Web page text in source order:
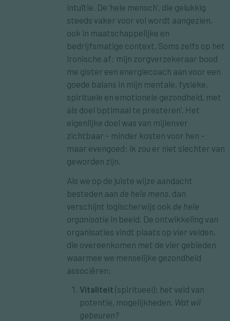
intuïtie. De ‘hele mensch’, die gelukkig
steeds vaker voor vol wordt aangezien,
ook in maatschappelijke en
bedrijfsmatige context. Soms zelfs op het
ironische af: mijn zorgverzekeraar bood
me gister een energiecoach aan voor een
goede balans in mijn mentale, fysieke,
spirituele en emotionele gezondheid, met
als doel ‘optimaal te presteren’. Het
eigenlijke doel was van mijlenver
zichtbaar – minder kosten voor hen –
maar evengoed: ik zou er niet slechter van
geworden zijn.
Als we op de juiste wijze aandacht
besteden aan de hele mens, dan
verschijnt logischerwijs ook de hele
organisatie in beeld. De ontwikkeling van
organisaties vindt plaats op vier velden,
die overeenkomen met de vier gebieden
waarmee we menselijke gezondheid
associëren:
Vitaliteit(spiritueel); het veld van
potentie, mogelijkheden. Wat wil
gebeuren?